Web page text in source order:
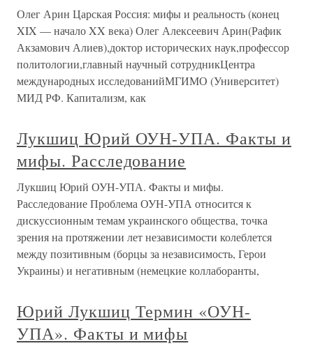
Олег Арин Царская Россия: мифы и реальность (конец
XIX — начало XX века) Олег Алексеевич Арин(Рафик
Акзамович Алиев),доктор исторических наук,профессор
политологии,главный научный сотрудникЦентра
международных исследованийМГИМО (Университет)
МИД РФ. Капитализм, как
Лукшиц Юрий ОУН-УПА. Факты и
мифы. Расследование
Лукшиц Юрий ОУН-УПА. Факты и мифы.
Расследование Проблема ОУН-УПА относится к
дискуссионным темам украинского общества, точка
зрения на протяжении лет независимости колеблется
между позитивным (борцы за независимость, Герои
Украины) и негативным (немецкие коллаборанты,
Юрий Лукшиц Термин «ОУН-
УПА». Факты и мифы